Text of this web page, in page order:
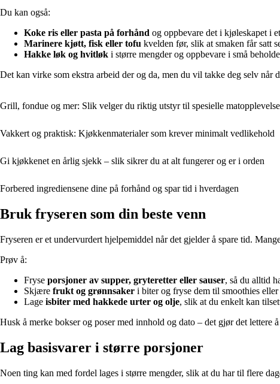
Du kan også:
Koke ris eller pasta på forhånd og oppbevare det i kjøleskapet i
Marinere kjøtt, fisk eller tofu kvelden før, slik at smaken får satt
Hakke løk og hvitløk i større mengder og oppbevare i små
Det kan virke som ekstra arbeid der og da, men du vil takke deg selv når
Grill, fondue og mer: Slik velger du riktig utstyr til spesielle
Vakkert og praktisk: Kjøkkenmaterialer som krever minimalt vedlikehold
Gi kjøkkenet en årlig sjekk – slik sikrer du at alt fungerer og er i orden
Forbered ingrediensene dine på forhånd og spar tid i hverdagen
Bruk fryseren som din beste venn
Fryseren er et undervurdert hjelpemiddel når det gjelder å spare tid.
Prøv å:
Fryse porsjoner av supper, gryteretter eller sauser, så du alltid
Skjære frukt og grønnsaker i biter og fryse dem til smoothies eller
Lage isbiter med hakkede urter og olje, slik at du enkelt kan
Husk å merke bokser og poser med innhold og dato – det gjør det lettere
Lag basisvarer i større porsjoner
Noen ting kan med fordel lages i større mengder, slik at du har til flere